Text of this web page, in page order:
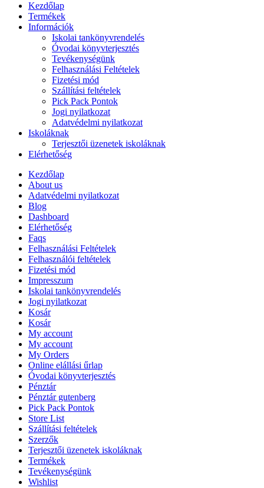
Kezdőlap
Termékek
Információk
Iskolai tankönyvrendelés
Óvodai könyvterjesztés
Tevékenységünk
Felhasználási Feltételek
Fizetési mód
Szállítási feltételek
Pick Pack Pontok
Jogi nyilatkozat
Adatvédelmi nyilatkozat
Iskoláknak
Terjesztői üzenetek iskoláknak
Elérhetőség
Kezdőlap
About us
Adatvédelmi nyilatkozat
Blog
Dashboard
Elérhetőség
Faqs
Felhasználási Feltételek
Felhasználói feltételek
Fizetési mód
Impresszum
Iskolai tankönyvrendelés
Jogi nyilatkozat
Kosár
Kosár
My account
My account
My Orders
Online elállási űrlap
Óvodai könyvterjesztés
Pénztár
Pénztár gutenberg
Pick Pack Pontok
Store List
Szállítási feltételek
Szerzők
Terjesztői üzenetek iskoláknak
Termékek
Tevékenységünk
Wishlist